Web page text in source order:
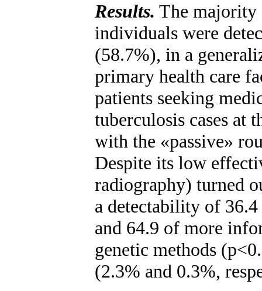
Results. The majority
individuals were
(58.7%), in a
primary health care
patients seeking
tuberculosis cases at
with the «passive»
Despite its low
radiography) turned
a detectability of 36.4
and 64.9 of more
genetic methods
(2.3% and 0.3%,